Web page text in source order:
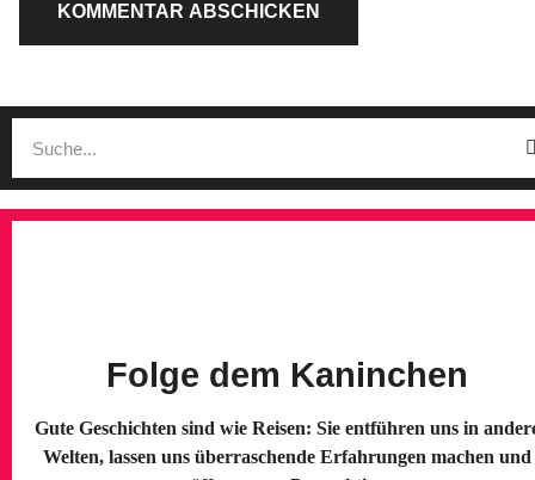
Folge dem Kaninchen
Gute Geschichten sind wie Reisen: Sie entführen uns in
Welten, lassen uns überraschende Erfahrungen machen und